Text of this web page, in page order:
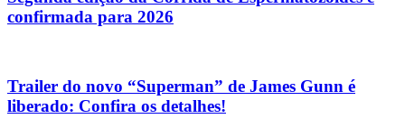
confirmada para 2026
Trailer do novo “Superman” de James Gunn é
liberado: Confira os detalhes!